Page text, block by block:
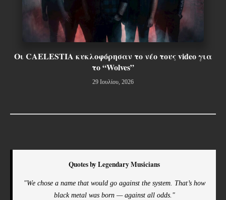
Οι CAELESTIA κυκλοφόρησαν το νέο τους video για
το “Wolves”
29 Ιουλίου, 2026
Quotes by Legendary Musicians
"We chose a name that would go against the system. That’s how
black metal was born — against all odds."